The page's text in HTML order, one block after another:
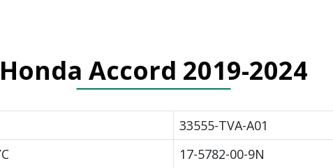
Honda Accord 2019-2024
33555-TVA-A01
17-5782-00-9N